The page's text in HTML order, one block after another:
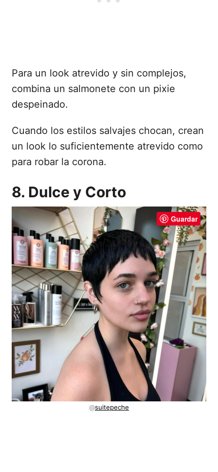
Para un look atrevido y sin complejos,
combina un salmonete con un pixie
despeinado.
Cuando los estilos salvajes chocan, crean
un look lo suficientemente atrevido como
para robar la corona.
8. Dulce y Corto
Guardar
@suitepeche